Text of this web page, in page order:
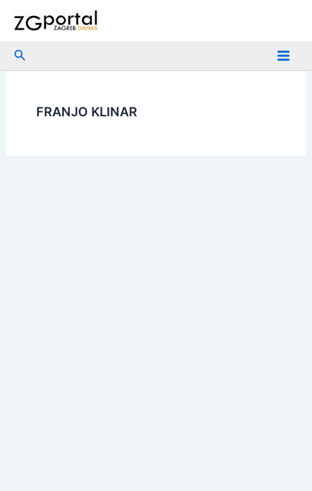
Search
FRANJO KLINAR